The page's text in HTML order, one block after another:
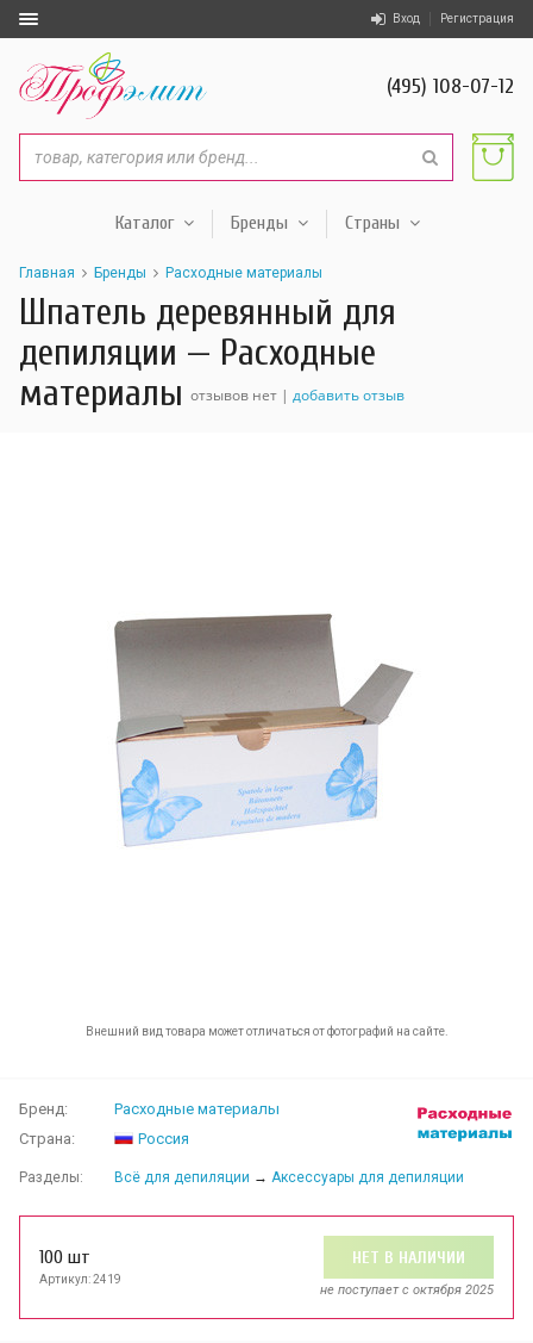
Вход Регистрация
(495) 108-07-12
Каталог Бренды Страны
Главная Бренды Расходные материалы
Шпатель деревянный для
депиляции — Расходные
материалы отзывов нет | добавить отзыв
Внешний вид товара может отличаться от фотографий на сайте.
Бренд:
Расходные материалы
Страна:
Россия
Разделы: Всё для депиляции → Аксессуары для депиляции
100 шт
Артикул: 2419
НЕТ В НАЛИЧИИ
не поступает c октября 2025